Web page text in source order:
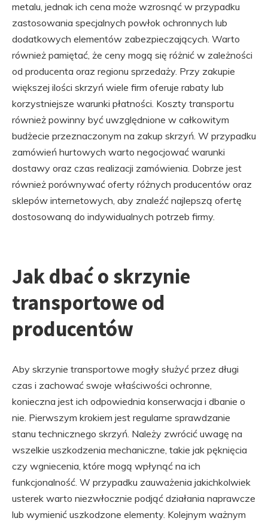
metalu, jednak ich cena może wzrosnąć w przypadku
zastosowania specjalnych powłok ochronnych lub
dodatkowych elementów zabezpieczających. Warto
również pamiętać, że ceny mogą się różnić w zależności
od producenta oraz regionu sprzedaży. Przy zakupie
większej ilości skrzyń wiele firm oferuje rabaty lub
korzystniejsze warunki płatności. Koszty transportu
również powinny być uwzględnione w całkowitym
budżecie przeznaczonym na zakup skrzyń. W przypadku
zamówień hurtowych warto negocjować warunki
dostawy oraz czas realizacji zamówienia. Dobrze jest
również porównywać oferty różnych producentów oraz
sklepów internetowych, aby znaleźć najlepszą ofertę
dostosowaną do indywidualnych potrzeb firmy.
Jak dbać o skrzynie
transportowe od
producentów
Aby skrzynie transportowe mogły służyć przez długi
czas i zachować swoje właściwości ochronne,
konieczna jest ich odpowiednia konserwacja i dbanie o
nie. Pierwszym krokiem jest regularne sprawdzanie
stanu technicznego skrzyń. Należy zwrócić uwagę na
wszelkie uszkodzenia mechaniczne, takie jak pęknięcia
czy wgniecenia, które mogą wpłynąć na ich
funkcjonalność. W przypadku zauważenia jakichkolwiek
usterek warto niezwłocznie podjąć działania naprawcze
lub wymienić uszkodzone elementy. Kolejnym ważnym